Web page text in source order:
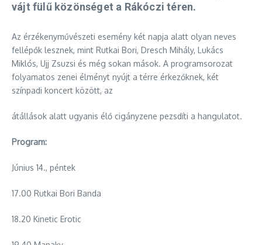
vájt fülű közönséget a Rákóczi téren.
Az érzékenyművészeti esemény két napja alatt olyan neves
fellépők lesznek, mint Rutkai Bori, Dresch Mihály, Lukács
Miklós, Ujj Zsuzsi és még sokan mások. A programsorozat
folyamatos zenei élményt nyújt a térre érkezőknek, két
színpadi koncert között, az
átállások alatt ugyanis élő cigányzene pezsdíti a hangulatot.
Program:
Június 14., péntek
17.00 Rutkai Bori Banda
18.20 Kinetic Erotic